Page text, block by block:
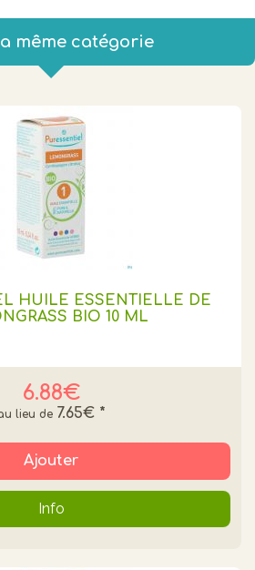
même catégorie
HUILE ESSENTIELLE DE
BIO 10 ML
6.88€
7.65€ *
Ajouter
Info